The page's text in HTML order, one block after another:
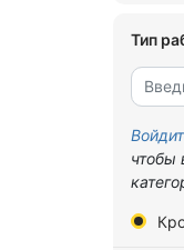
Тип
чтобы